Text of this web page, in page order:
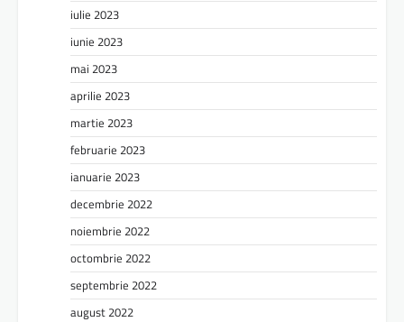
iulie 2023
iunie 2023
mai 2023
aprilie 2023
martie 2023
februarie 2023
ianuarie 2023
decembrie 2022
noiembrie 2022
octombrie 2022
septembrie 2022
august 2022